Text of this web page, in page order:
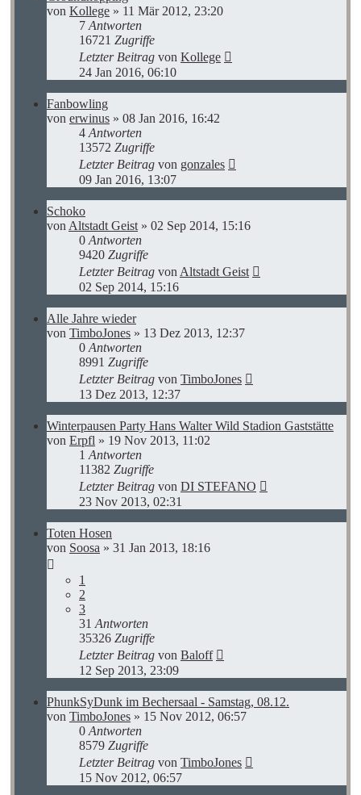
von Kollege » 11 Mär 2012, 23:20
7 Antworten
16721 Zugriffe
Letzter Beitrag von Kollege
24 Jan 2016, 06:10
Fanbowling
von erwinus » 08 Jan 2016, 16:42
4 Antworten
13572 Zugriffe
Letzter Beitrag von gonzales
09 Jan 2016, 13:07
Schoko
von Altstadt Geist » 02 Sep 2014, 15:16
0 Antworten
9420 Zugriffe
Letzter Beitrag von Altstadt Geist
02 Sep 2014, 15:16
Alle Jahre wieder
von TimboJones » 13 Dez 2013, 12:37
0 Antworten
8991 Zugriffe
Letzter Beitrag von TimboJones
13 Dez 2013, 12:37
Winterpausen Party Hans Walter Wild Stadion Gaststätte
von Erpfl » 19 Nov 2013, 11:02
1 Antworten
11382 Zugriffe
Letzter Beitrag von DI STEFANO
23 Nov 2013, 02:31
Toten Hosen
von Soosa » 31 Jan 2013, 18:16
1
2
3
31 Antworten
35326 Zugriffe
Letzter Beitrag von Baloff
12 Sep 2013, 23:09
PhunkSyDunk im Bechersaal - Samstag, 08.12.
von TimboJones » 15 Nov 2012, 06:57
0 Antworten
8579 Zugriffe
Letzter Beitrag von TimboJones
15 Nov 2012, 06:57